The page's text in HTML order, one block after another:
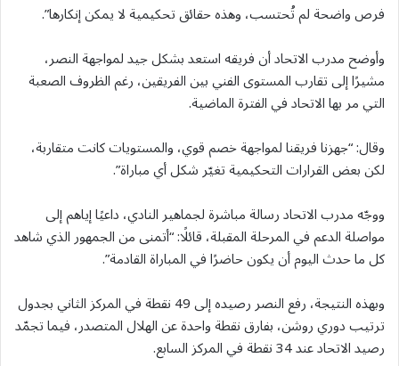
فرص واضحة لم تُحتسب، وهذه حقائق تحكيمية لا يمكن إنكارها”.
وأوضح مدرب الاتحاد أن فريقه استعد بشكل جيد لمواجهة النصر،
مشيرًا إلى تقارب المستوى الفني بين الفريقين، رغم الظروف الصعبة
التي مر بها الاتحاد في الفترة الماضية.
وقال: “جهزنا فريقنا لمواجهة خصم قوي، والمستويات كانت متقاربة،
لكن بعض القرارات التحكيمية تغيّر شكل أي مباراة”.
ووجّه مدرب الاتحاد رسالة مباشرة لجماهير النادي، داعيًا إياهم إلى
مواصلة الدعم في المرحلة المقبلة، قائلًا: “أتمنى من الجمهور الذي شاهد
كل ما حدث اليوم أن يكون حاضرًا في المباراة القادمة”.
وبهذه النتيجة، رفع النصر رصيده إلى 49 نقطة في المركز الثاني بجدول
ترتيب دوري روشن، بفارق نقطة واحدة عن الهلال المتصدر، فيما تجمّد
رصيد الاتحاد عند 34 نقطة في المركز السابع.